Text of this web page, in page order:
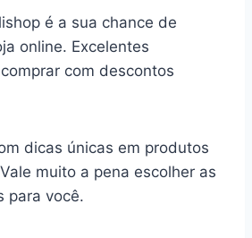
é a sua chance de
online. Excelentes
com descontos
dicas únicas em produtos
muito a pena escolher as
para você.